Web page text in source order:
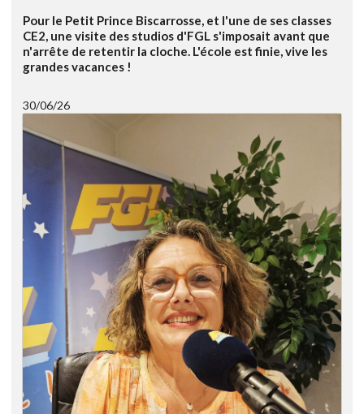
Pour le Petit Prince Biscarrosse, et l'une de ses classes
CE2, une visite des studios d'FGL s'imposait avant que
n'arrête de retentir la cloche. L'école est finie, vive les
grandes vacances !
30/06/26